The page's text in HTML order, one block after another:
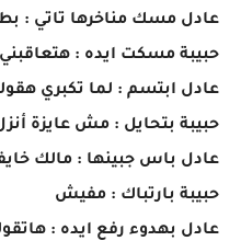
عادل مسك مناخرها تاتي :
حبيبة مسكت ايده :
عادل ابتسم : لما تكبري
حبيبة بتحايل : مش عايزة
عادل باس جبينها : مالك
حبيبة بارتباك : مفيش
عادل بهدوء رفع ايده :